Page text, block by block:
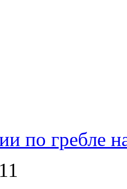
по гребле